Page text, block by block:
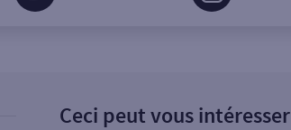
Ceci peut vous intéresser